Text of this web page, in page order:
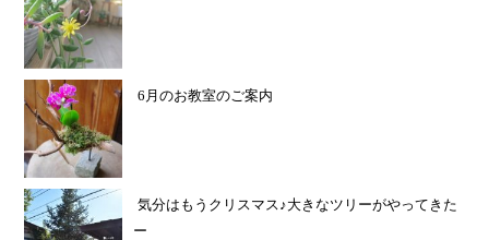
6月のお教室のご案内
気分はもうクリスマス♪大きなツリーがやってきた
ー